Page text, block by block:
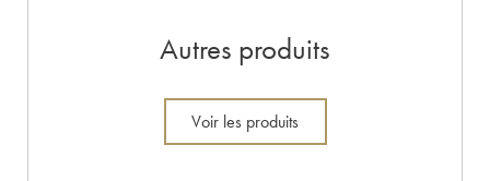
Autres produits
Voir les produits